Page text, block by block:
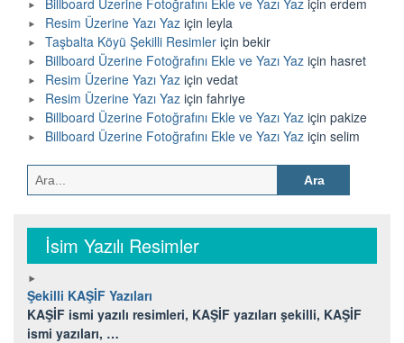
Resim Üzerine Yazı Yaz için leyla
Taşbalta Köyü Şekilli Resimler için bekir
Billboard Üzerine Fotoğrafını Ekle ve Yazı Yaz için hasret
Resim Üzerine Yazı Yaz için vedat
Resim Üzerine Yazı Yaz için fahriye
Billboard Üzerine Fotoğrafını Ekle ve Yazı Yaz için pakize
Billboard Üzerine Fotoğrafını Ekle ve Yazı Yaz için selim
Arama:
İsim Yazılı Resimler
Şekilli KAŞİF Yazıları
KAŞİF ismi yazılı resimleri, KAŞİF yazıları şekilli, KAŞİF
ismi yazıları, …